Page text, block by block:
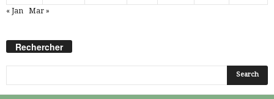
« Jan Mar »
Rechercher